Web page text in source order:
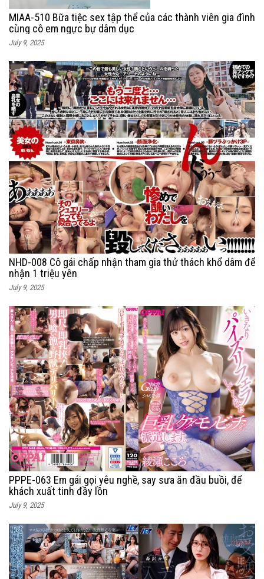
MIAA-510 Bữa tiệc sex tập thể của các thành viên gia đình
cùng cô em ngực bự dâm dục
July 9, 2025
NHD-008 Cô gái chấp nhận tham gia thử thách khổ dâm để
nhận 1 triệu yên
July 9, 2025
PPPE-063 Em gái gọi yêu nghề, say sưa ăn đầu buồi, để
khách xuất tinh đầy lồn
July 9, 2025